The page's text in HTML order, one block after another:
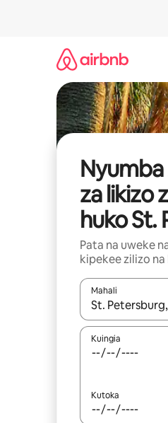
Nyumba
za likizo
huko St.
Pata na uweke
kipekee zilizo
Mahali
Wakati matokeo
Kuingia
Kutoka